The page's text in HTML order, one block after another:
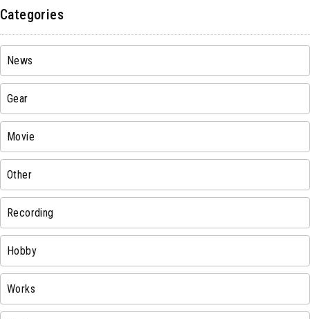
Categories
News
Gear
Movie
Other
Recording
Hobby
Works